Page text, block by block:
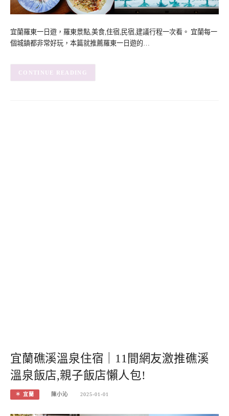
宜蘭羅東一日遊，羅東景點,美食,住宿,民宿,建議行程一次看。 宜蘭每一
個城鎮都非常好玩，本篇就推薦羅東一日遊的…
CONTINUE READING
宜蘭礁溪溫泉住宿｜11間網友激推礁溪
溫泉飯店,親子飯店懶人包!
＊ 宜蘭 陳小沁 2025-01-01